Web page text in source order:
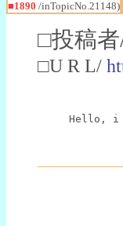
■1890 /inTopicNo.21148)
□投稿
□U R L/
Hello, i